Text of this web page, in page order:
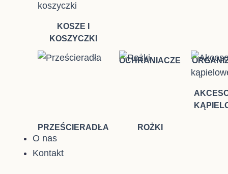
KOSZE I
KOSZYCZKI
OCHRANIACZE
PRZEŚCIERADŁA ROŻKI
O nas
Kontakt